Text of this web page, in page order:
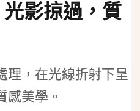
光影掠過，質
理，在光線折射下呈
感美學。